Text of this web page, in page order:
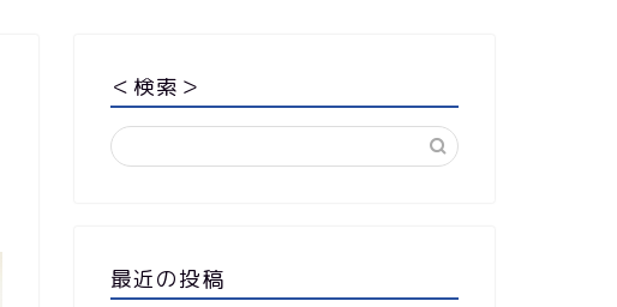
＜検索＞
最近の投稿